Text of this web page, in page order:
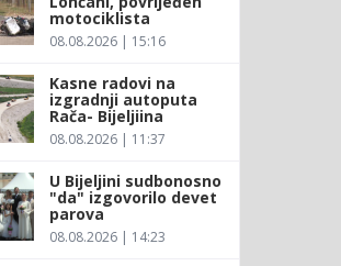
motociklista
08.08.2026 | 15:16
Kasne radovi na
izgradnji autoputa
Rača- Bijeljiina
08.08.2026 | 11:37
U Bijeljini sudbonosno
"da" izgovorilo devet
parova
08.08.2026 | 14:23